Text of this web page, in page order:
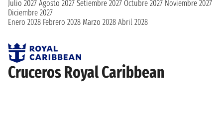
Cruceros Royal Caribbean
Julio 2027 Agosto 2027 Setiembre 2027 Octubre 2027 Noviembre 2027
Diciembre 2027
Enero 2028 Febrero 2028 Marzo 2028 Abril 2028